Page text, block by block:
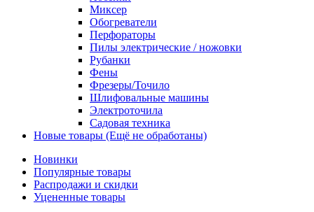
Миксер
Обогреватели
Перфораторы
Пилы электрические / ножовки
Рубанки
Фены
Фрезеры/Точило
Шлифовальные машины
Электроточила
Садовая техника
Новые товары (Ещё не обработаны)
Новинки
Популярные товары
Распродажи и скидки
Уцененные товары